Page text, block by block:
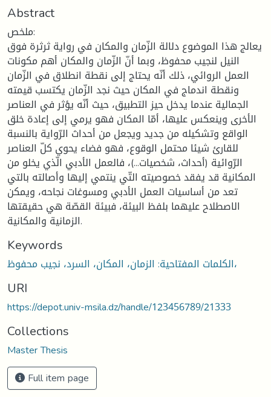
Abstract
ملخص:
يعالج هذا الموضوع دلالة الزّمان والمكان في رواية ثرثرة فوق
النيل لنجيب محفوظ، وبما أنّ الزّمان والمكان أهم مكونات
العمل الروائي، ذلك أنّه يحتاج إلى نقطة انطلاق في الزّمان
ونقطة اندماج في المكان حيث نجد الزّمان يكتسب قيمته
الجمالية عندما يدخل حيز التطبيق، حيث أنّه يؤثر في العناصر
الأخرى وينعكس عليها، أمّا المكان فهو يرمي إلى إعادة خلق
الواقع وتشكيله من جديد ويجعل من أحداث الرّواية بالنسبة
للقارئ شيئا محتمل الوقوع، فهو فضاء يحوي كلّ العناصر
الرّوائية (أحداث، شخصيات...)، فالعمل الأدبي الّذي يخلو من
المكانية قد يفقد خصوصيته التّي ينتمي إليها وأصالته بالتي
تعد من أساسيات العمل الأدبي ومسوغات نجاحه، ويمكن
الاصطلاح عليهما بلفظ البيئة، فبيئة القصّة هي حقيقتها
الزمانية والمكانية.
Keywords
الكلمات المفتاحية: الزمان، المكان، السرد، نجيب محفوظ،
URI
https://depot.univ-msila.dz/handle/123456789/21333
Collections
Master Thesis
Full item page